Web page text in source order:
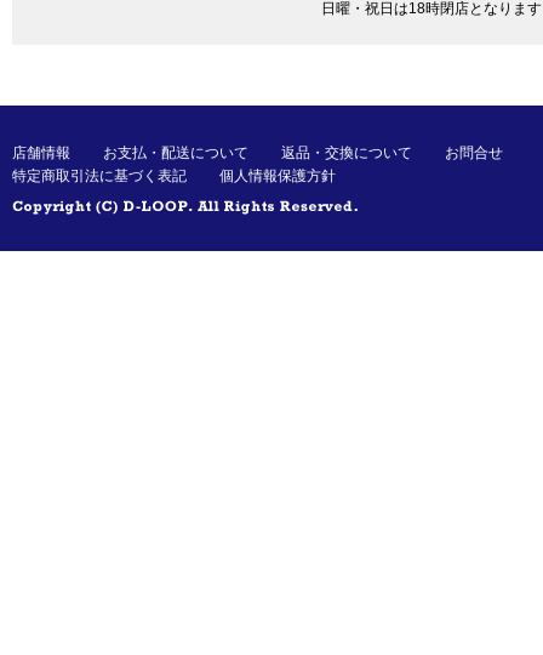
日曜・祝日は18時閉店となりま
店舗情報 お支払・配送について 返品・交換について
お問合せ
特定商取引法に基づく表記
個人情報保護方針